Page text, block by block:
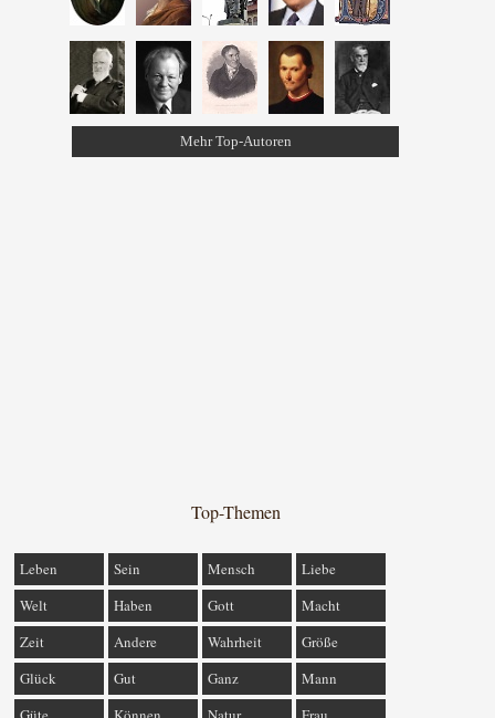
Mehr Top-Autoren
Top-Themen
Leben Sein Mensch
Liebe
Welt
Haben Gott
Macht
Zeit
Andere Wahrheit
Größe
Glück
Gut Ganz
Mann